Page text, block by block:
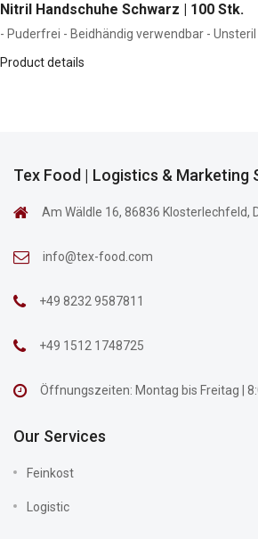
Nitril Handschuhe Schwarz | 100 Stk.
- Puderfrei - Beidhändig verwendbar - Unsteril
Product details
Tex Food | Logistics & Marketing
Am Wäldle 16, 86836 Klosterlechfeld,
info@tex-food.com
+49 8232 9587811
+49 1512 1748725
Öffnungszeiten: Montag bis Freitag |
Our Services
Feinkost
Logistic